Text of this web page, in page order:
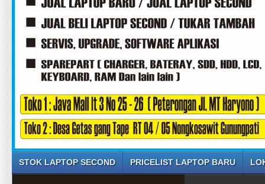
STOK LAPTOP SECOND PRICELIST LAPTOP BARU